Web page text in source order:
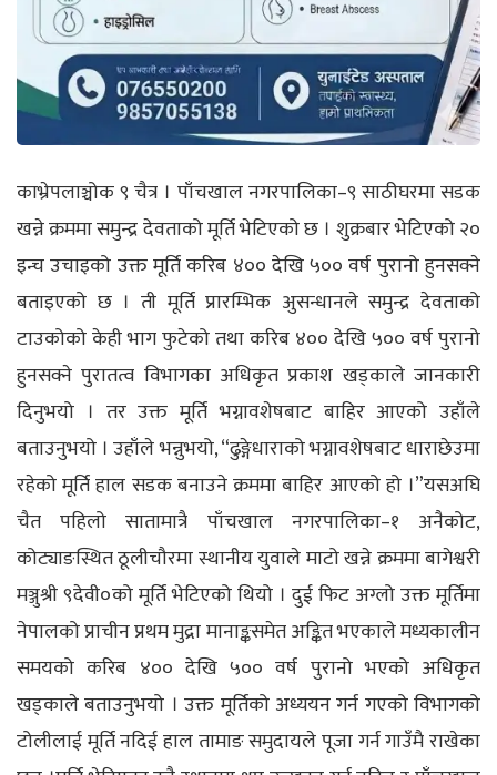
काभ्रेपलाञ्चोक ९ चैत्र । पाँचखाल नगरपालिका–९ साठीघरमा सडक
खन्ने क्रममा समुन्द्र देवताको मूर्ति भेटिएको छ । शुक्रबार भेटिएको २०
इन्च उचाइको उक्त मूर्ति करिब ४०० देखि ५०० वर्ष पुरानो हुनसक्ने
बताइएको छ । ती मूर्ति प्रारम्भिक अुसन्धानले समुन्द्र देवताको
टाउकोको केही भाग फुटेको तथा करिब ४०० देखि ५०० वर्ष पुरानो
हुनसक्ने पुरातत्व विभागका अधिकृत प्रकाश खड्काले जानकारी
दिनुभयो । तर उक्त मूर्ति भग्नावशेषबाट बाहिर आएको उहाँले
बताउनुभयो । उहाँले भन्नुभयो, “ढुङ्गेधाराको भग्नावशेषबाट धाराछेउमा
रहेको मूर्ति हाल सडक बनाउने क्रममा बाहिर आएको हो ।”यसअघि
चैत पहिलो सातामात्रै पाँचखाल नगरपालिका–१ अनैकोट,
कोट्याङस्थित ठूलीचौरमा स्थानीय युवाले माटो खन्ने क्रममा बागेश्वरी
मञ्जुश्री ९देवी०को मूर्ति भेटिएको थियो । दुई फिट अग्लो उक्त मूर्तिमा
नेपालको प्राचीन प्रथम मुद्रा मानाङ्कसमेत अङ्कित भएकाले मध्यकालीन
समयको करिब ४०० देखि ५०० वर्ष पुरानो भएको अधिकृत
खड्काले बताउनुभयो । उक्त मूर्तिको अध्ययन गर्न गएको विभागको
टोलीलाई मूर्ति नदिई हाल तामाङ समुदायले पूजा गर्न गाउँमै राखेका